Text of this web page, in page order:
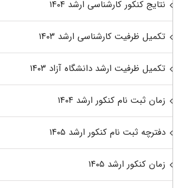
نتایج کنکور کارشناسی ارشد ۱۴۰۴
تکمیل ظرفیت کارشناسی ارشد ۱۴۰۳
تکمیل ظرفیت ارشد دانشگاه آزاد ۱۴۰۳
زمان ثبت نام کنکور ارشد ۱۴۰۴
دفترچه ثبت نام کنکور ارشد ۱۴۰۵
زمان کنکور ارشد ۱۴۰۵